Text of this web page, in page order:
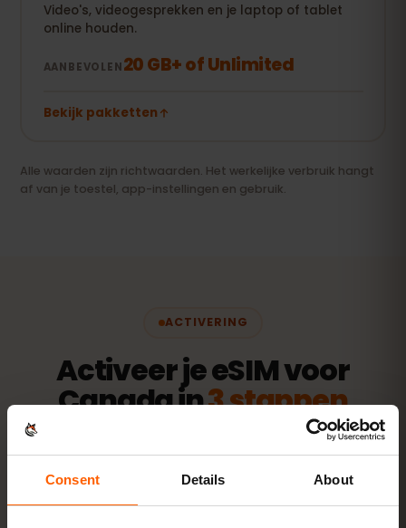
Consent Details About
Video's, videogesprekken en je laptop of tablet
online houden.
AANBEVOLEN20 GB+ of Unlimited
Bekijk pakketten
Alle waarden zijn richtwaarden. Het werkelijke verbruik hangt
af van je toestel, app-instellingen en gebruik.
ACTIVERING
Activeer je eSIM voor
Canada in3 stappen
In enkele minuten klaar — zonder fysieke simkaart.